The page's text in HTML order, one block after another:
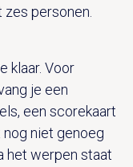
personen.
klaar. Voor
je een
een scorekaart
nog niet genoeg
het werpen staat